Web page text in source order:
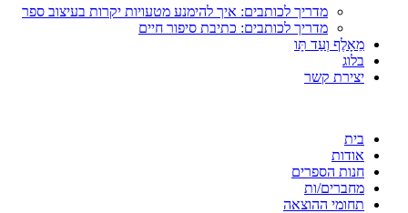
מדריך לכותבים: איך להימנע מטעויות יקרות בעיצוב ספר
מדריך לכותבים: כתיבת סיפור חיים
מֵאָלֶף וְעַד תָּו
בלוג
יצירת קשר
בית
אודות
חנות הספרים
מחברים/ות
תחומי ההוצאה